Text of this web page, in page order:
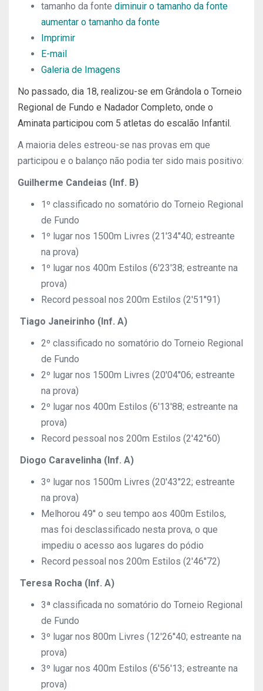
tamanho da fonte diminuir o tamanho da fonte
aumentar o tamanho da fonte
Imprimir
E-mail
Galeria de Imagens
No passado, dia 18, realizou-se em Grândola o Torneio
Regional de Fundo e Nadador Completo, onde o
Aminata participou com 5 atletas do escalão Infantil.
A maioria deles estreou-se nas provas em que
participou e o balanço não podia ter sido mais positivo:
Guilherme Candeias (Inf. B)
1º classificado no somatório do Torneio Regional
de Fundo
1º lugar nos 1500m Livres (21'34''40; estreante
na prova)
1º lugar nos 400m Estilos (6'23'38; estreante na
prova)
Record pessoal nos 200m Estilos (2'51''91)
Tiago Janeirinho (Inf. A)
2º classificado no somatório do Torneio Regional
de Fundo
2º lugar nos 1500m Livres (20'04''06; estreante
na prova)
2º lugar nos 400m Estilos (6'13'88; estreante na
prova)
Record pessoal nos 200m Estilos (2'42''60)
Diogo Caravelinha (Inf. A)
3º lugar nos 1500m Livres (20'43''22; estreante
na prova)
Melhorou 49'' o seu tempo aos 400m Estilos,
mas foi desclassificado nesta prova, o que
impediu o acesso aos lugares do pódio
Record pessoal nos 200m Estilos (2'46''72)
Teresa Rocha (Inf. A)
3ª classificada no somatório do Torneio Regional
de Fundo
3º lugar nos 800m Livres (12'26''40; estreante na
prova)
3º lugar nos 400m Estilos (6'56'13; estreante na
prova)